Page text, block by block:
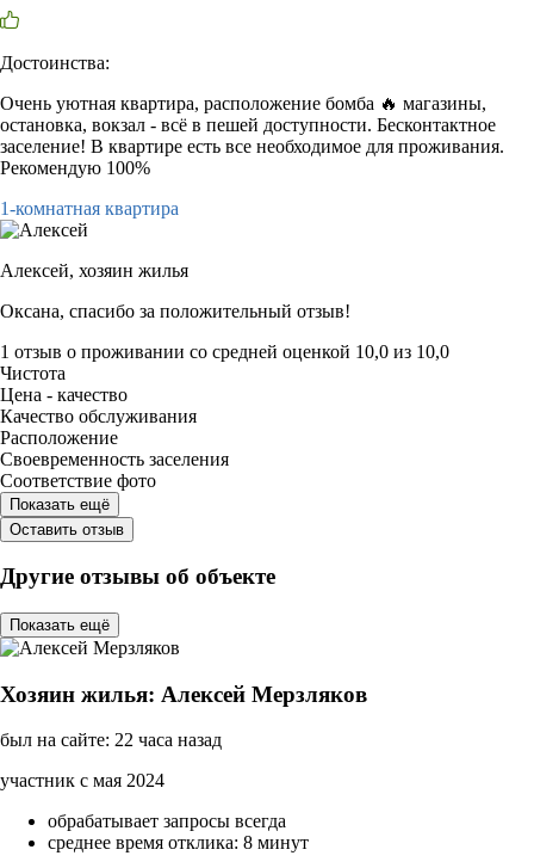
Достоинства:
Очень уютная квартира, расположение бомба 🔥 магазины,
остановка, вокзал - всё в пешей доступности. Бесконтактное
заселение! В квартире есть все необходимое для проживания.
Рекомендую 100%
1-комнатная квартира
Алексей, хозяин жилья
Оксана, спасибо за положительный отзыв!
1 отзыв о проживании со средней оценкой 10,0 из 10,0
Чистота
Цена - качество
Качество обслуживания
Расположение
Своевременность заселения
Соответствие фото
Показать ещё
Оставить отзыв
Другие отзывы об объекте
Показать ещё
Хозяин жилья: Алексей Мерзляков
был на сайте: 22 часа назад
участник с мая 2024
обрабатывает запросы всегда
среднее время отклика: 8 минут